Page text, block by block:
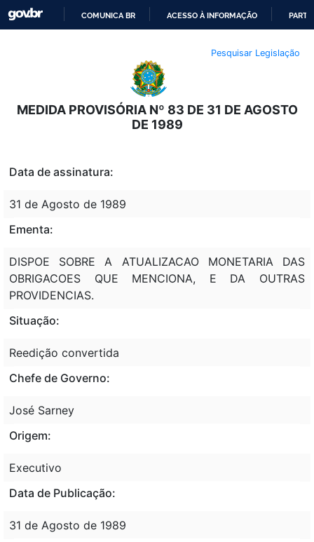
O
CONTEÚDO
COMUNICA BR ACESSO À INFORMAÇÃO
Pesquisar Legislação
MEDIDA PROVISÓRIA Nº 83 DE 31 DE AGOSTO
DE 1989
Data de assinatura:
31 de Agosto de 1989
Ementa:
DISPOE SOBRE A ATUALIZACAO MONETARIA DAS
OBRIGACOES QUE MENCIONA, E DA OUTRAS
PROVIDENCIAS.
Situação:
Reedição convertida
Chefe de Governo:
José Sarney
Origem:
Executivo
Data de Publicação:
31 de Agosto de 1989